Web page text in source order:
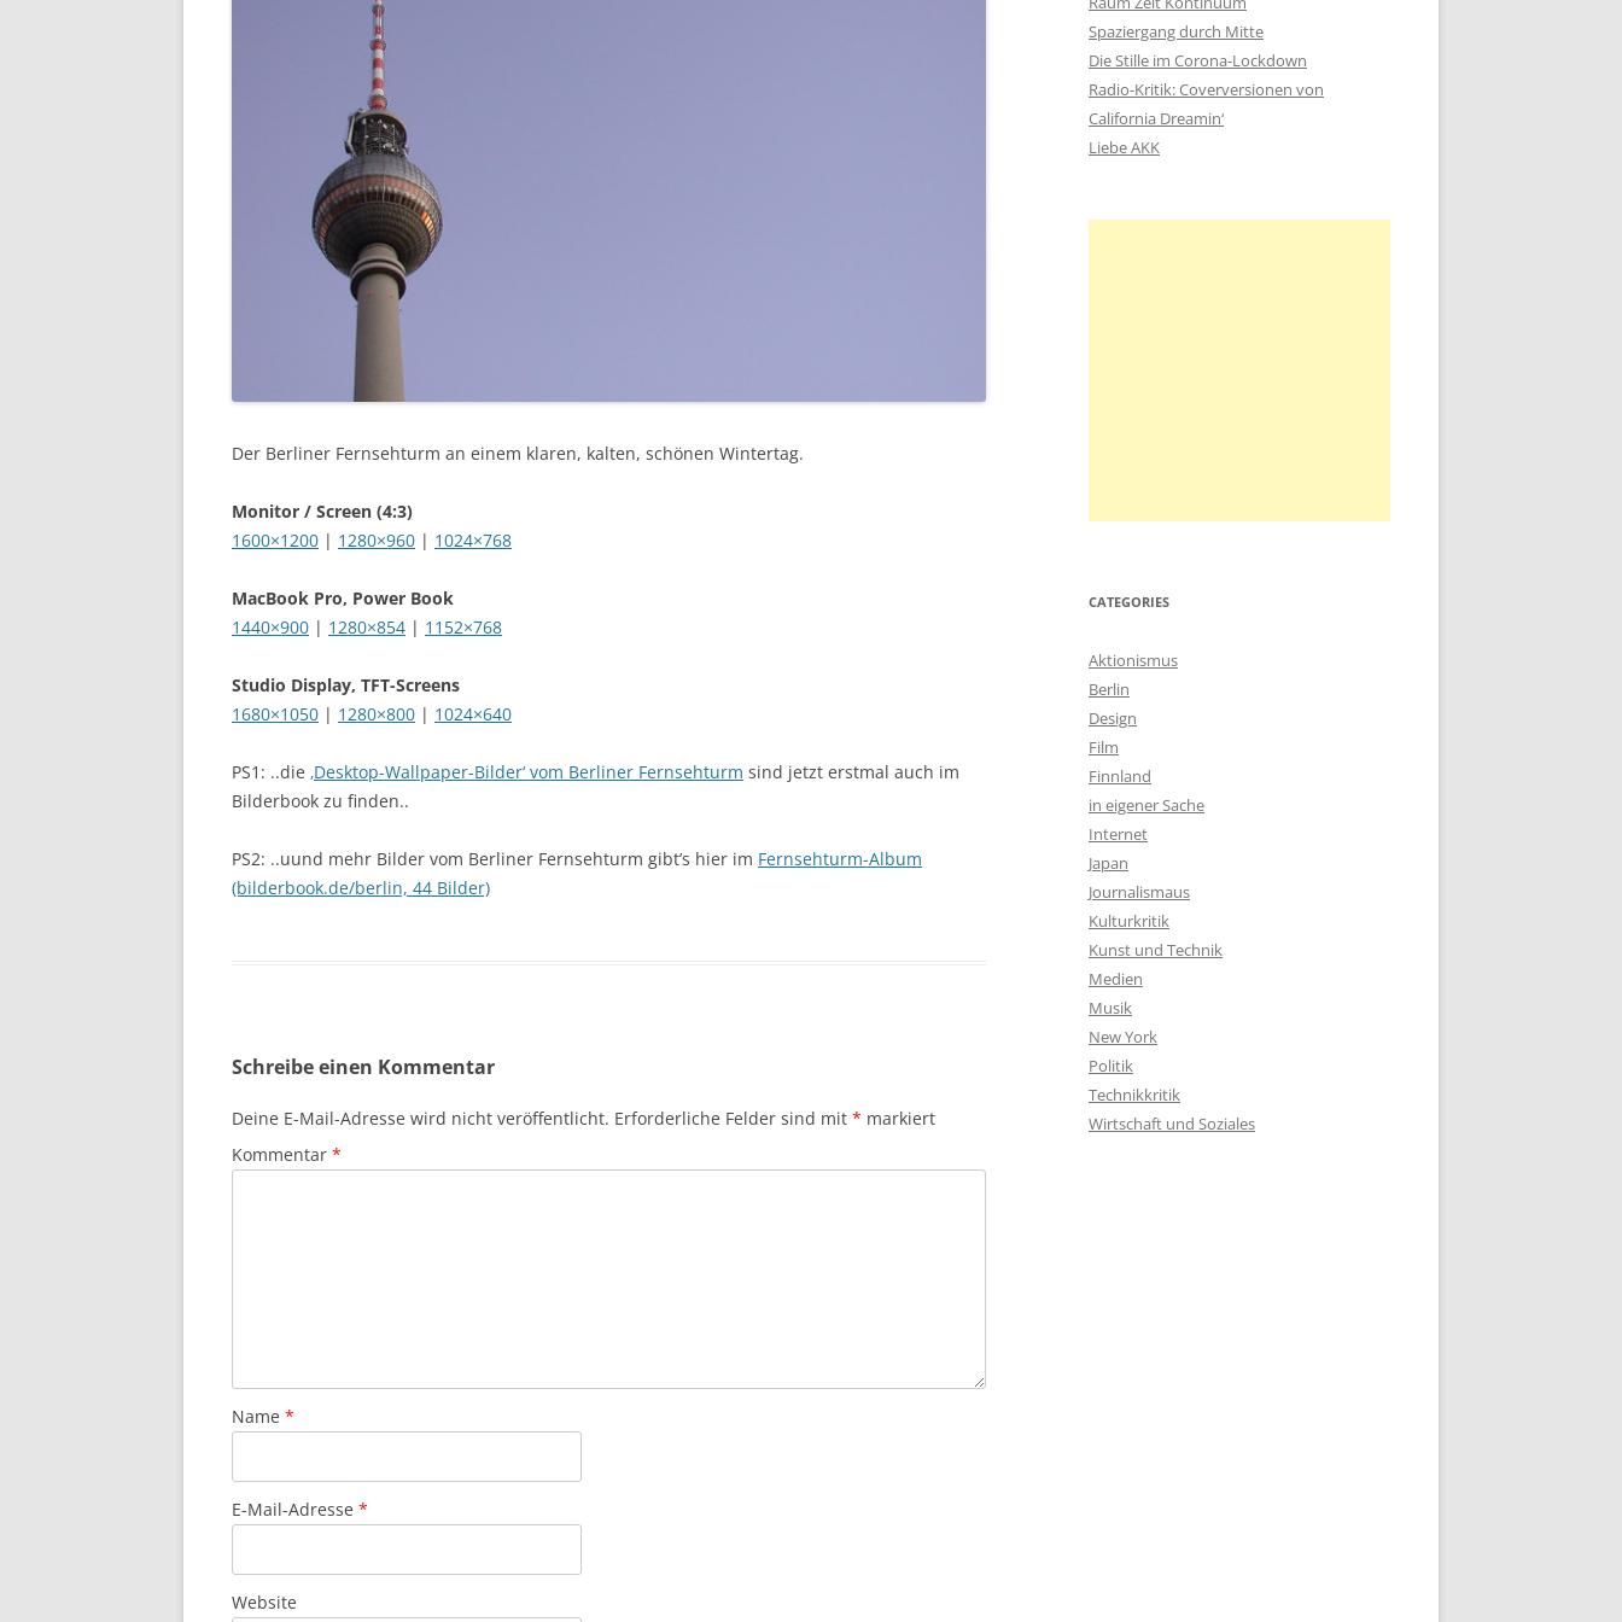
Der Berliner Fernsehturm an einem klaren, kalten, schönen Wintertag.
Monitor / Screen (4:3)
1600×1200 | 1280×960 | 1024×768
MacBook Pro, Power Book
1440×900 | 1280×854 | 1152×768
Studio Display, TFT-Screens
1680×1050 | 1280×800 | 1024×640
PS1: ..die ‚Desktop-Wallpaper-Bilder‘ vom Berliner Fernsehturm sind jetzt erstmal auch im
Bilderbook zu finden..
PS2: ..uund mehr Bilder vom Berliner Fernsehturm gibt’s hier im Fernsehturm-Album
(bilderbook.de/berlin, 44 Bilder)
Schreibe einen Kommentar
Deine E-Mail-Adresse wird nicht veröffentlicht. Erforderliche Felder sind mit * markiert
Kommentar *
Name *
E-Mail-Adresse *
Website
n
a
c
h
:
Spaziergang durch Mitte
Die Stille im Corona-Lockdown
Radio-Kritik: Coverversionen von
California Dreamin‘
Liebe AKK
CATEGORIES
Aktionismus
Berlin
Design
Film
Finnland
in eigener Sache
Internet
Japan
Journalismaus
Kulturkritik
Kunst und Technik
Medien
Musik
New York
Politik
Technikkritik
Wirtschaft und Soziales